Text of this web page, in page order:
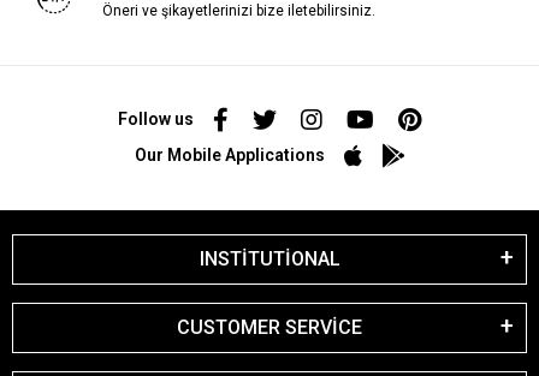
Öneri ve şikayetlerinizi bize iletebilirsiniz.
Follow us
Our Mobile Applications
INSTİTUTİONAL
CUSTOMER SERVİCE